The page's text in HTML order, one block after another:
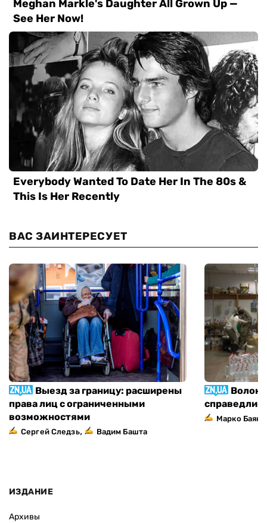
ВАС ЗАИНТЕРЕСУЕТ
Выезд за границу: расширены
права лиц с ограниченными
возможностями
Сергей Следзь, Вадим Башта
Марко
ИЗДАНИЕ
Архивы